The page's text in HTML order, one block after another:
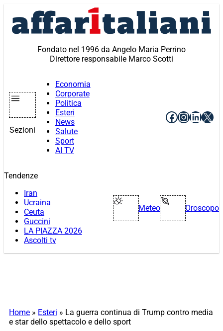
contenuto
Fondato nel 1996 da Angelo Maria Perrino
Direttore responsabile Marco Scotti
Sezioni
Economia
Corporate
Politica
Esteri
News
Salute
Sport
AI TV
Facebook
X
Tendenze
Iran
Ucraina
Ceuta
Guccini
LA PIAZZA 2026
Ascolti tv
Meteo Oroscopo
Home » Esteri » La guerra continua di Trump contro media
e star dello spettacolo e dello sport